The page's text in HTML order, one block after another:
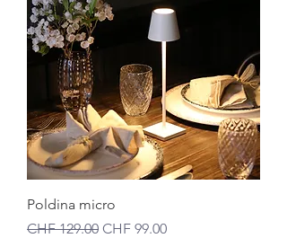
Poldina micro
Prezzo regolare
CHF 129.00 Prezzo scontato
CHF 99.00